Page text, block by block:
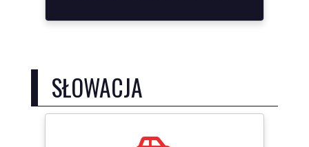
SŁOWACJA